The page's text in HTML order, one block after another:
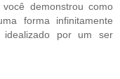
demonstrou como
forma infinitamente
por um ser